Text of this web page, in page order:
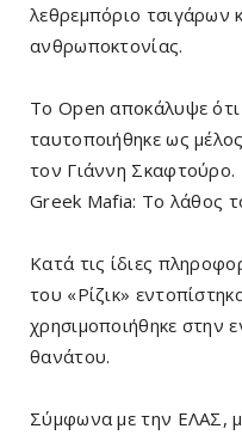
λεθρεμπόριο τσιγάρων
ανθρωποκτονίας.
Το Open αποκάλυψε ότι
ταυτοποιήθηκε ως
τον Γιάννη
Greek Mafia: Το λάθος
Κατά τις ίδιες
του «Ρίζικ»
χρησιμοποιήθηκε στην
θανάτου.
Σύμφωνα με την ΕΛΑΣ,